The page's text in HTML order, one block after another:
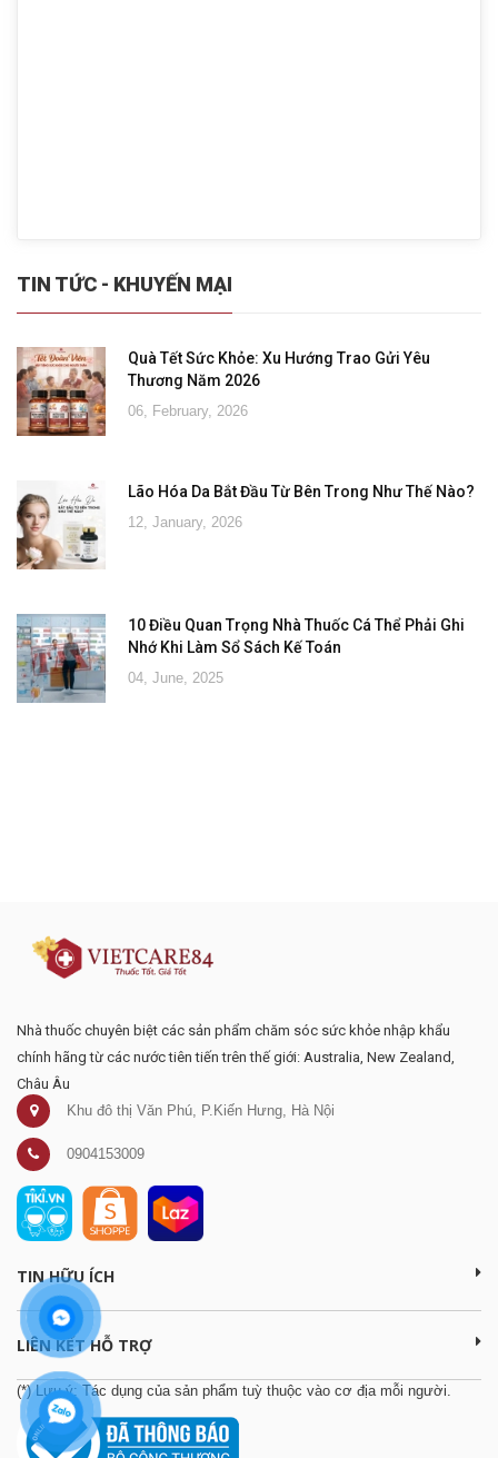
TIN TỨC - KHUYẾN MẠI
Quà Tết Sức Khỏe: Xu Hướng Trao Gửi Yêu
Thương Năm 2026
06, February, 2026
Lão Hóa Da Bắt Đầu Từ Bên Trong Như Thế Nào?
12, January, 2026
10 Điều Quan Trọng Nhà Thuốc Cá Thể Phải Ghi
Nhớ Khi Làm Sổ Sách Kế Toán
04, June, 2025
Nhà thuốc chuyên biệt các sản phẩm chăm sóc sức khỏe nhập khẩu
chính hãng từ các nước tiên tiến trên thế giới: Australia, New Zealand,
Châu Âu
Khu đô thị Văn Phú, P.Kiến Hưng, Hà Nội
0904153009
TIN HỮU ÍCH
LIÊN KẾT HỖ TRỢ
(*) Lưu ý: Tác dụng của sản phẩm tuỳ thuộc vào cơ địa mỗi người.